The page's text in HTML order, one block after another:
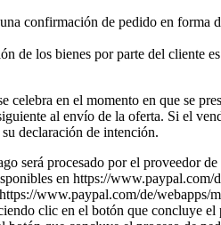
confirmación de pedido en
de los bienes por parte del cliente
celebra en el momento en que se
al envío de la oferta. Si el
declaración de intención.
será procesado por el
en https://
www.paypal.com/de/
clic en el botón que concluye